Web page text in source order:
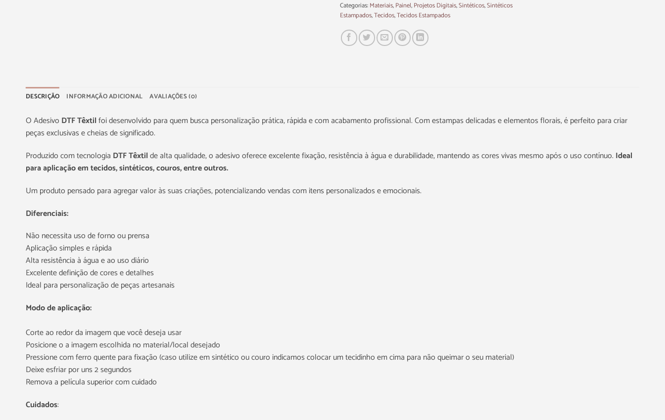
Categorias:Materiais,Painel,Projetos Digitais,Sintéticos,Sintéticos
Estampados,Tecidos,Tecidos Estampados
DESCRIÇÃO INFORMAÇÃO ADICIONAL AVALIAÇÕES (0)
O Adesivo DTF Têxtilfoi desenvolvido para quem busca personalização prática, rápida e com acabamento profissional. Com estampas delicadas e elementos florais, é perfeito para criar
peças exclusivas e cheias de significado.
Produzido com tecnologia DTF Têxtilde alta qualidade, o adesivo oferece excelente fixação, resistência à água e durabilidade, mantendo as cores vivas mesmo após o uso contínuo. Ideal
para aplicação em tecidos, sintéticos, couros, entre outros.
Um produto pensado para agregar valor às suas criações, potencializando vendas com itens personalizados e emocionais.
Diferenciais:
Não necessita uso de forno ou prensa
Aplicação simples e rápida
Alta resistência à água e ao uso diário
Excelente definição de cores e detalhes
Ideal para personalização de peças artesanais
Modo de aplicação:
Corte ao redor da imagem que você deseja usar
Posicione o a imagem escolhida no material/local desejado
Pressione com ferro quente para fixação (caso utilize em sintético ou couro indicamos colocar um tecidinho em cima para não queimar o seu material)
Deixe esfriar por uns 2 segundos
Remova a película superior com cuidado
Cuidados: